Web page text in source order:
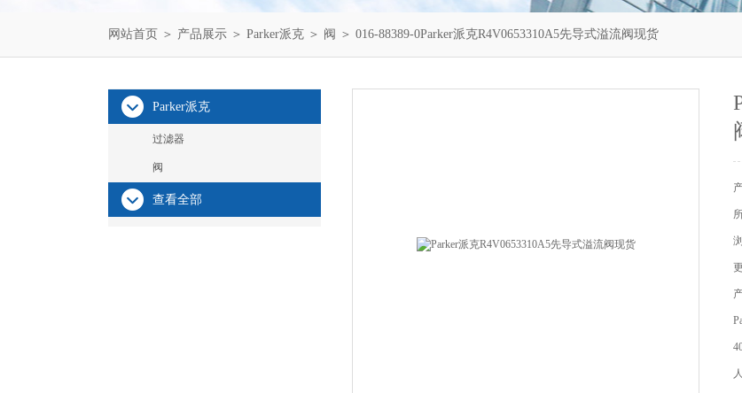
网站首页 ＞ 产品展示 ＞ Parker派克 ＞ 阀 ＞ 016-88389-0Parker派克R4V0653310A5先导式溢流阀现货
Parker派克
过滤器
阀
查看全部